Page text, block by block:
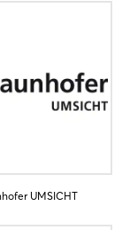
UMSICHT